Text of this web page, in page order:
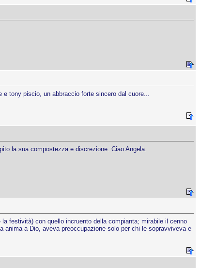
tony piscio, un abbraccio forte sincero dal cuore...
la sua compostezza e discrezione. Ciao Angela.
festività) con quello incruento della compianta; mirabile il cenno
a Dio, aveva preoccupazione solo per chi le sopravviveva e